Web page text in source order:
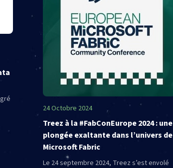
24 Octobre 2024
Treez à la #FabConEurope 2024 : une
plongée exaltante dans l’univers de
Microsoft Fabric
Le 24 septembre 2024, Treez s’est envolé